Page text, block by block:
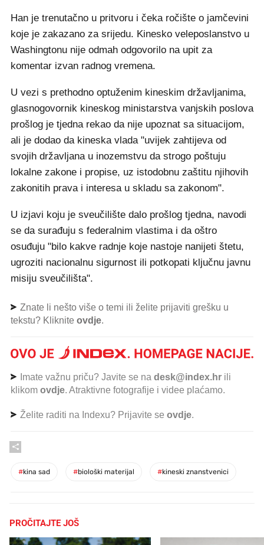
Han je trenutačno u pritvoru i čeka ročište o jamčevini
koje je zakazano za srijedu. Kinesko veleposlanstvo u
Washingtonu nije odmah odgovorilo na upit za
komentar izvan radnog vremena.
U vezi s prethodno optuženim kineskim državljanima,
glasnogovornik kineskog ministarstva vanjskih poslova
prošlog je tjedna rekao da nije upoznat sa situacijom,
ali je dodao da kineska vlada "uvijek zahtijeva od
svojih državljana u inozemstvu da strogo poštuju
lokalne zakone i propise, uz istodobnu zaštitu njihovih
zakonitih prava i interesa u skladu sa zakonom".
U izjavi koju je sveučilište dalo prošlog tjedna, navodi
se da surađuju s federalnim vlastima i da oštro
osuđuju "bilo kakve radnje koje nastoje nanijeti štetu,
ugroziti nacionalnu sigurnost ili potkopati ključnu javnu
misiju sveučilišta".
Znate li nešto više o temi ili želite prijaviti grešku u
tekstu? Kliknite ovdje.
Imate važnu priču? Javite se na desk@index.hr ili
klikom ovdje. Atraktivne fotografije i videe plaćamo.
Želite raditi na Indexu? Prijavite se ovdje.
#kina sad #biološki materijal #kineski znanstvenici
PROČITAJTE JOŠ